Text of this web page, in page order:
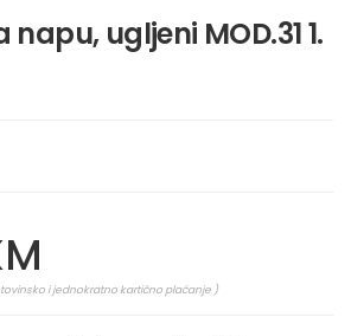
napu, ugljeni MOD.31 1.
i jednokratno kartično plaćanje )